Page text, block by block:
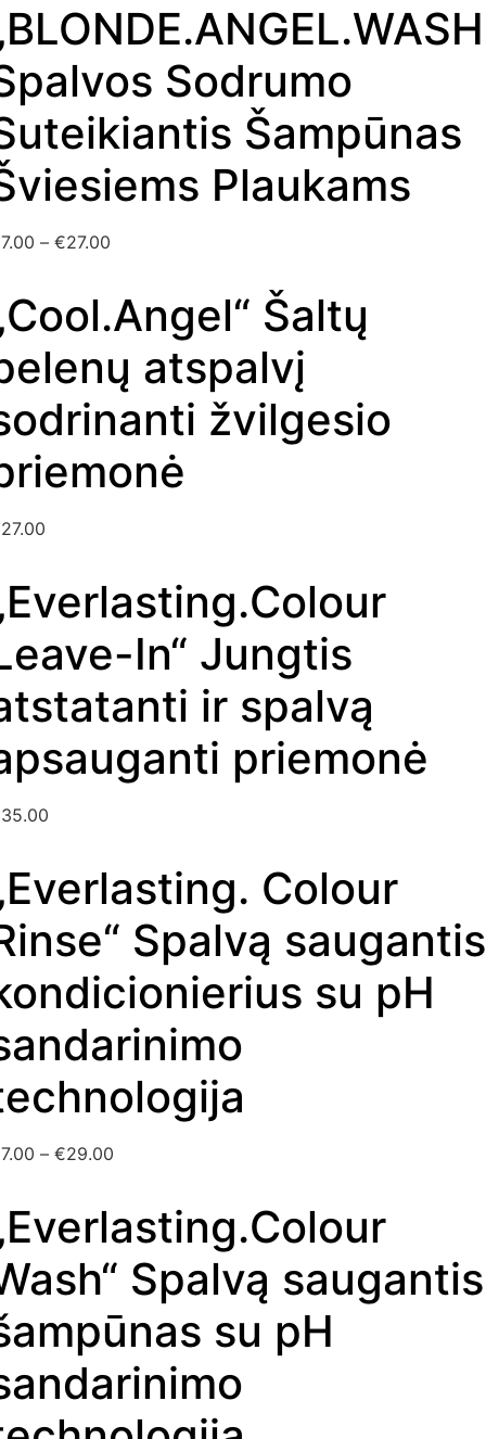
Sodrumo
Šampūnas
Plaukams
7.00 – €27.00
Šaltų
atspalvį
žvilgesio
27.00
In“ Jungtis
ir spalvą
priemonė
35.00
Colour
Spalvą saugantis
su pH
7.00 – €29.00
Spalvą saugantis
su pH